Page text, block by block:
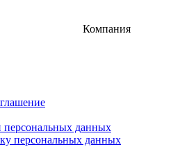
Компания
персональных данных
персональных данных